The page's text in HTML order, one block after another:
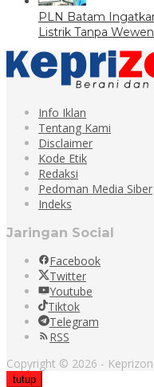
PLN Batam
Listrik Tanpa
Info Iklan
Tentang Kami
Disclaimer
Kode Etik
Redaksi
Pedoman Media Siber
Indeks
Jaringan Social
Facebook
Twitter
Youtube
Tiktok
Telegram
RSS
Copyright © 2026 -
tutup